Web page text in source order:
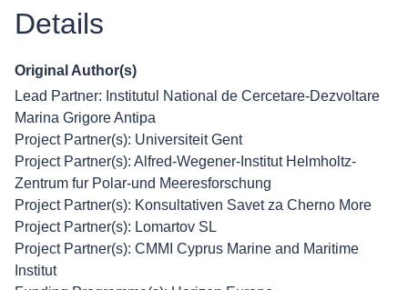
Details
Original Author(s)
Lead Partner: Institutul National de Cercetare-Dezvoltare
Marina Grigore Antipa
Project Partner(s): Universiteit Gent
Project Partner(s): Alfred-Wegener-Institut Helmholtz-
Zentrum fur Polar-und Meeresforschung
Project Partner(s): Konsultativen Savet za Cherno More
Project Partner(s): Lomartov SL
Project Partner(s): CMMI Cyprus Marine and Maritime
Institut